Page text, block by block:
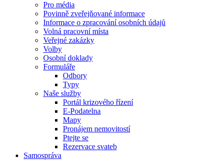
Pro média
Povinně zveřejňované informace
Informace o zpracování osobních údajů
Volná pracovní místa
Veřejné zakázky
Volby
Osobní doklady
Formuláře
Odbory
Typy
Naše služby
Portál krizového řízení
E-Podatelna
Mapy
Pronájem nemovitostí
Ptejte se
Rezervace svateb
Samospráva